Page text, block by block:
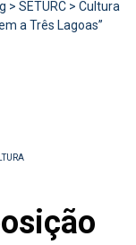
> SETURC > Cultura
a Três Lagoas”